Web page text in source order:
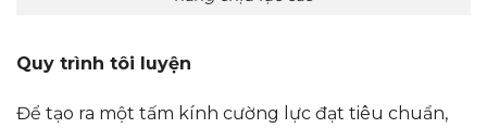
Quy trình tôi luyện
Để tạo ra một tấm kính cường lực đạt tiêu chuẩn,